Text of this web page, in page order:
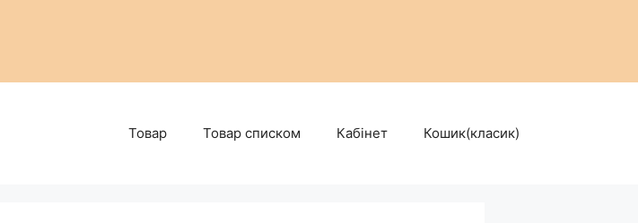
Товар Товар списком Кабінет Кошик(класик)